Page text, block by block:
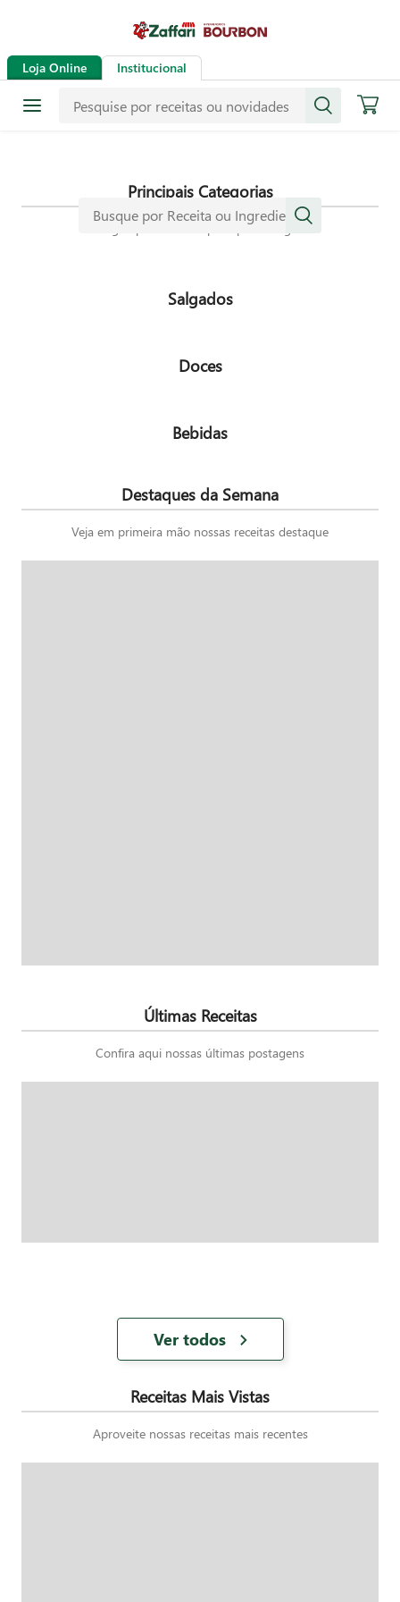
Loja Online Institucional
Receitas
Mais de mil receitas
Principais Categorias
Navegue pelas nossas principais categorias
Salgados
Doces
Bebidas
Destaques da Semana
Veja em primeira mão nossas receitas destaque
Últimas Receitas
Confira aqui nossas últimas postagens
Ver todos
Receitas Mais Vistas
Aproveite nossas receitas mais recentes